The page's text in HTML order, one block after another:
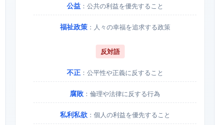
公益：公共の利益を優先すること
福祉政策：人々の幸福を追求する政策
反対語
不正：公平性や正義に反すること
腐敗 ：倫理や法律に反する行為
私利私欲：個人の利益を優先すること